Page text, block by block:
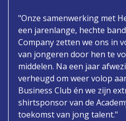
"Onze samenwerking met
een jarenlange, hechte
Company zetten we ons in
van jongeren door hen te
middelen. Na een jaar
verheugd om weer volop
Business Club én we zijn
shirtsponsor van de
toekomst van jong talent."